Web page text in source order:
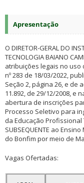
Apresentação
O DIRETOR-GERAL DO
TECNOLOGIA BAIANO
atribuições legais no
nº 283 de 18/03/2022,
Seção 2, página 26, e de
11.892, de 29/12/2008, e
abertura de inscrições
Processo Seletivo para
da Educação Profissional
SUBSEQUENTE ao
do Bonfim por meio de
Vagas Ofertadas: